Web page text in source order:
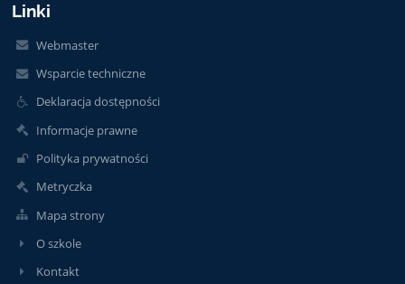
Linki
Webmaster
Wsparcie techniczne
Deklaracja dostępności
Informacje prawne
Polityka prywatności
Metryczka
Mapa strony
O szkole
Kontakt